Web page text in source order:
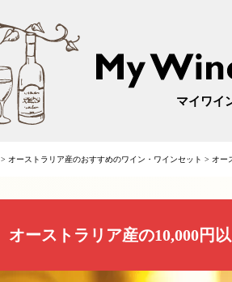
マイワイ
> オーストラリア産のおすすめのワイン・ワインセット > オー
オーストラリア産の10,000円